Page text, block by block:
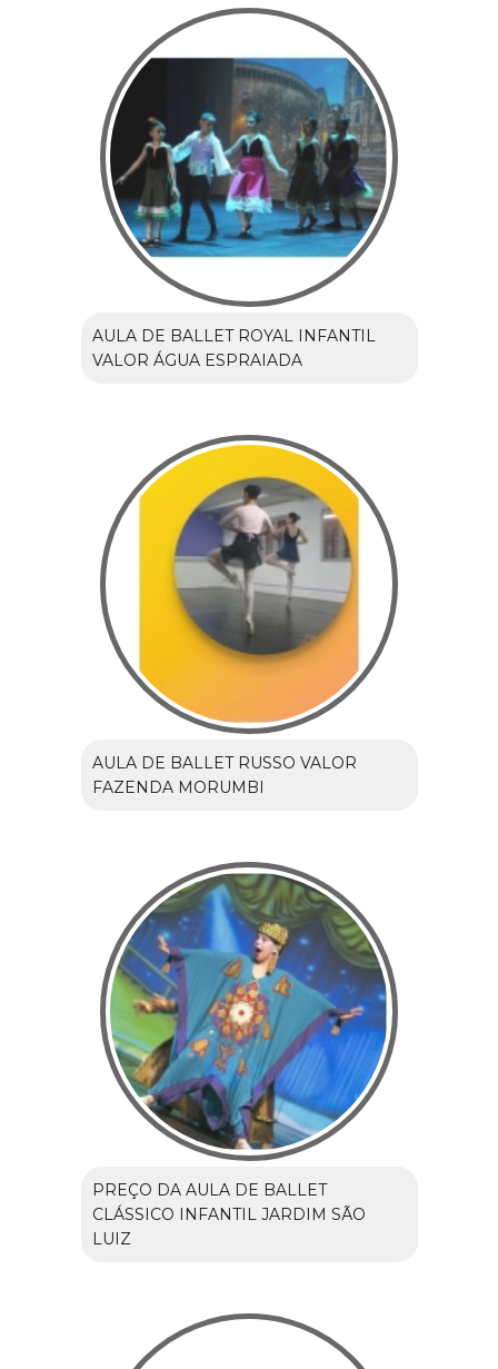
AULA DE BALLET ROYAL INFANTIL
VALOR ÁGUA ESPRAIADA
AULA DE BALLET RUSSO VALOR
FAZENDA MORUMBI
PREÇO DA AULA DE BALLET
CLÁSSICO INFANTIL JARDIM SÃO
LUIZ